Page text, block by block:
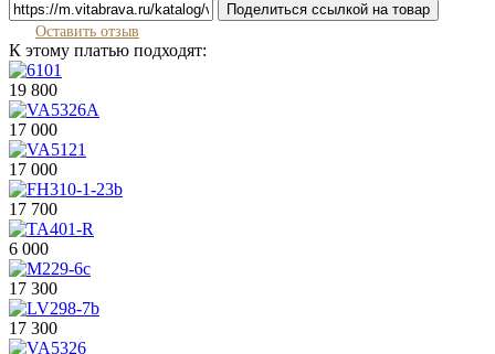
Поделиться ссылкой на товар
Оставить отзыв
К этому платью подходят:
19 800
17 000
17 000
17 700
6 000
17 300
17 300